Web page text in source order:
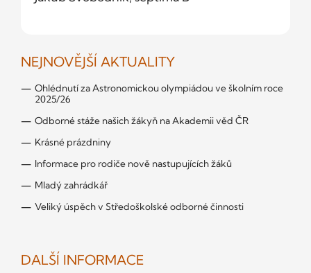
NEJNOVĚJŠÍ AKTUALITY
Ohlédnutí za Astronomickou olympiádou ve školním roce
2025/26
Odborné stáže našich žákyň na Akademii věd ČR
Krásné prázdniny
Informace pro rodiče nově nastupujících žáků
Mladý zahrádkář
Veliký úspěch v Středoškolské odborné činnosti
DALŠÍ INFORMACE